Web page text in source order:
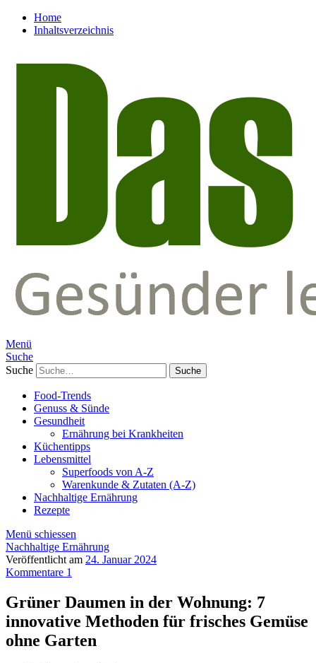
Home
Inhaltsverzeichnis
Menü
Suche
Suche
Food-Trends
Genuss & Sünde
Gesundheit
Ernährung bei Krankheiten
Küchentipps
Lebensmittel
Superfoods von A-Z
Warenkunde & Zutaten (A-Z)
Nachhaltige Ernährung
Rezepte
Menü schiessen
Nachhaltige Ernährung
Veröffentlicht am 24. Januar 2024
Kommentare 1
Grüner Daumen in der Wohnung: 7
innovative Methoden für frisches Gemüse
ohne Garten